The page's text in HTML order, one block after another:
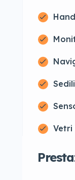
Vetri